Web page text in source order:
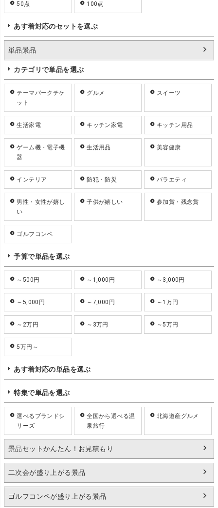
50点 100点
あす着対応のセットを選ぶ
単品景品
カテゴリで単品を選ぶ
テーマパークチケ
ット
グルメ スイーツ
生活家電 キッチン家電 キッチン用品
ゲーム機・電子機
器
生活用品 美容健康
インテリア 防犯・防災 バラエティ
男性・女性が嬉し
い
子供が嬉しい 参加賞・残念賞
ゴルフコンペ
予算で単品を選ぶ
～500円 ～1,000円 ～3,000円
～5,000円 ～7,000円 ～1万円
～2万円 ～3万円 ～5万円
5万円～
あす着対応の単品を選ぶ
特集で単品を選ぶ
選べるブランドシ
リーズ
全国から選べる温
泉旅行
北海道産グルメ
景品セットかんたん！お見積もり
二次会が盛り上がる景品
ゴルフコンペが盛り上がる景品